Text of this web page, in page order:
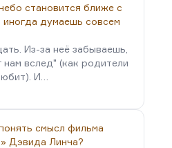
становится ближе с
думаешь совсем
Из-за неё забываешь,
вслед" (как родители
И…
смысл фильма
Дэвида Линча?